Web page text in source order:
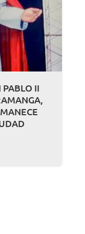
II